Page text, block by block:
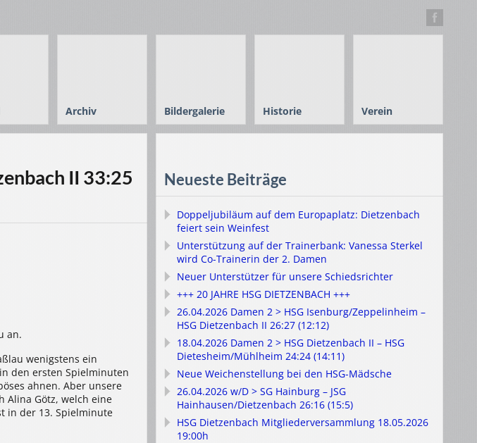
Archiv Bildergalerie Historie Verein
II 33:25
an.
wenigstens ein
den ersten Spielminuten
ahnen. Aber unsere
Alina Götz, welch eine
in der 13. Spielminute
Neueste Beiträge
Doppeljubiläum auf dem Europaplatz: Dietzenbach
feiert sein Weinfest
Unterstützung auf der Trainerbank: Vanessa Sterkel
wird Co-Trainerin der 2. Damen
Neuer Unterstützer für unsere Schiedsrichter
+++ 20 JAHRE HSG DIETZENBACH +++
26.04.2026 Damen 2 > HSG Isenburg/Zeppelinheim –
HSG Dietzenbach II 26:27 (12:12)
18.04.2026 Damen 2 > HSG Dietzenbach II – HSG
Dietesheim/Mühlheim 24:24 (14:11)
Neue Weichenstellung bei den HSG-Mädsche
26.04.2026 w/D > SG Hainburg – JSG
Hainhausen/Dietzenbach 26:16 (15:5)
HSG Dietzenbach Mitgliederversammlung 18.05.2026
19:00h